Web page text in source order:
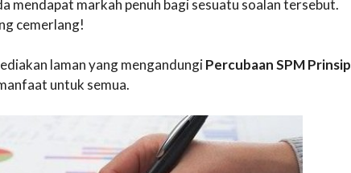
mendapat markah penuh bagi sesuatu soalan tersebut.
cemerlang!
laman yang mengandungiPercubaan SPM Prinsip
untuk semua.